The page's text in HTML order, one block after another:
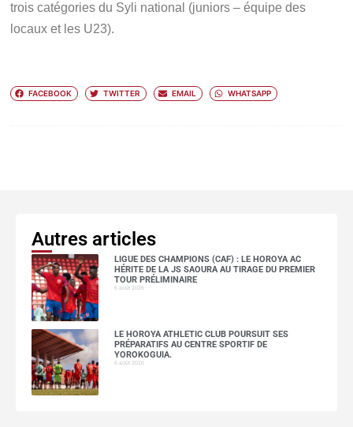
trois catégories du Syli national (juniors – équipe des
locaux et les U23).
FACEBOOK TWITTER EMAIL WHATSAPP
Autres articles
LIGUE DES CHAMPIONS (CAF) : LE HOROYA AC
HÉRITE DE LA JS SAOURA AU TIRAGE DU PREMIER
TOUR PRÉLIMINAIRE
6 août 2026
LE HOROYA ATHLETIC CLUB POURSUIT SES
PRÉPARATIFS AU CENTRE SPORTIF DE
YOROKOGUIA.
6 août 2026